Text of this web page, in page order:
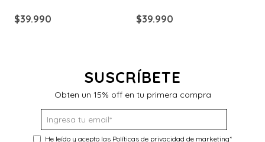
$39.990 $39.990
SUSCRÍBETE
Obten un 15% off en tu primera compra
He leído y acepto las Políticas de privacidad de marketing*